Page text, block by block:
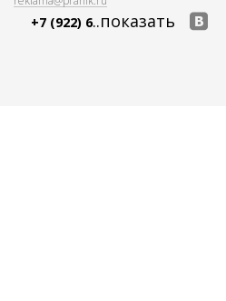
+7 (922) 6..показать